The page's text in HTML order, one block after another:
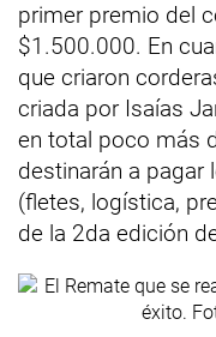
primer premio del
$1.500.000. En
que criaron
criada por Isaías
en total poco más
destinarán a pagar
(fletes, logística,
de la 2da edición